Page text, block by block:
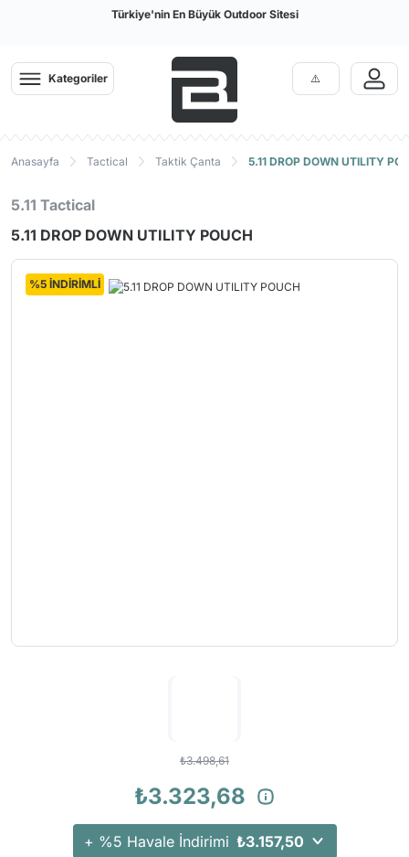
Türkiye'nin En Büyük Outdoor Sitesi
Kategoriler
Anasayfa Tactical Taktik Çanta 5.11 DROP DOWN UTILITY
5.11 Tactical
5.11 DROP DOWN UTILITY POUCH
%5 İNDİRİMLİ
₺3.498,61
₺3.323,68
+ %5 Havale İndirimi ₺3.157,50